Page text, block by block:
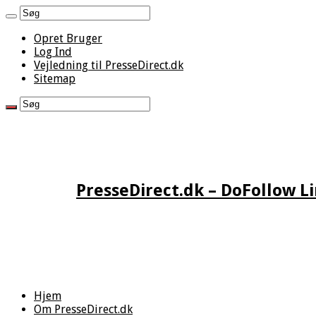
Opret Bruger
Log Ind
Vejledning til PresseDirect.dk
Sitemap
PresseDirect.dk – DoFollow
Hjem
Om PresseDirect.dk